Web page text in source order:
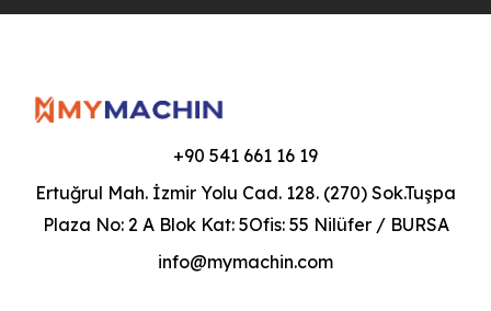
+90 541 661 16 19
Ertuğrul Mah. İzmir Yolu Cad. 128. (270) Sok.Tuşpa
Plaza No: 2 A Blok Kat: 5Ofis: 55 Nilüfer / BURSA
info@mymachin.com